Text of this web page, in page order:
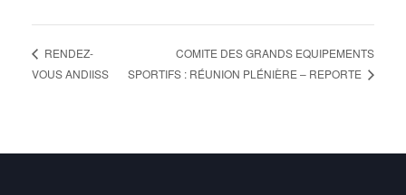
RENDEZ-
VOUS ANDIISS
COMITE DES GRANDS EQUIPEMENTS
SPORTIFS : RÉUNION PLÉNIÈRE – REPORTE